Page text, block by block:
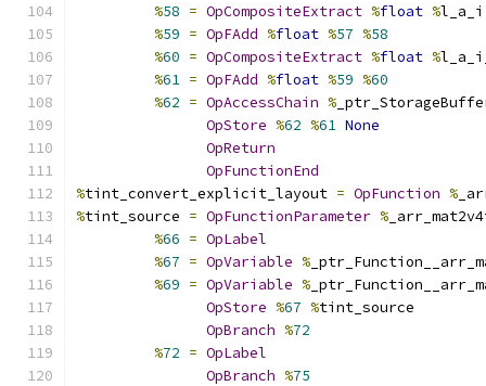
%58 = OpCompositeExtract %float %
%59 = OpFAdd %float %57 %58
%60 = OpCompositeExtract %float %
%61 = OpFAdd %float %59 %60
%62 = OpAccessChain %
OpStore %62 %61 None
OpReturn
OpFunctionEnd
%tint_convert_explicit_layout = OpFunction %
%tint_source = OpFunctionParameter %
%66 = OpLabel
%67 = OpVariable %
%69 = OpVariable %
OpStore %67 %tint_source
OpBranch %72
%72 = OpLabel
OpBranch %75